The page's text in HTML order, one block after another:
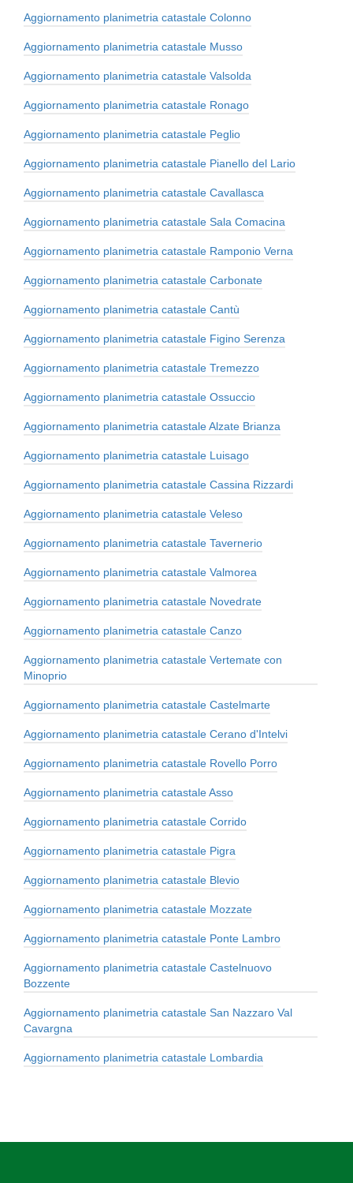
Aggiornamento planimetria catastale Colonno
Aggiornamento planimetria catastale Musso
Aggiornamento planimetria catastale Valsolda
Aggiornamento planimetria catastale Ronago
Aggiornamento planimetria catastale Peglio
Aggiornamento planimetria catastale Pianello del Lario
Aggiornamento planimetria catastale Cavallasca
Aggiornamento planimetria catastale Sala Comacina
Aggiornamento planimetria catastale Ramponio Verna
Aggiornamento planimetria catastale Carbonate
Aggiornamento planimetria catastale Cantù
Aggiornamento planimetria catastale Figino Serenza
Aggiornamento planimetria catastale Tremezzo
Aggiornamento planimetria catastale Ossuccio
Aggiornamento planimetria catastale Alzate Brianza
Aggiornamento planimetria catastale Luisago
Aggiornamento planimetria catastale Cassina Rizzardi
Aggiornamento planimetria catastale Veleso
Aggiornamento planimetria catastale Tavernerio
Aggiornamento planimetria catastale Valmorea
Aggiornamento planimetria catastale Novedrate
Aggiornamento planimetria catastale Canzo
Aggiornamento planimetria catastale Vertemate con
Minoprio
Aggiornamento planimetria catastale Castelmarte
Aggiornamento planimetria catastale Cerano d'Intelvi
Aggiornamento planimetria catastale Rovello Porro
Aggiornamento planimetria catastale Asso
Aggiornamento planimetria catastale Corrido
Aggiornamento planimetria catastale Pigra
Aggiornamento planimetria catastale Blevio
Aggiornamento planimetria catastale Mozzate
Aggiornamento planimetria catastale Ponte Lambro
Aggiornamento planimetria catastale Castelnuovo
Bozzente
Aggiornamento planimetria catastale San Nazzaro Val
Cavargna
Aggiornamento planimetria catastale Lombardia